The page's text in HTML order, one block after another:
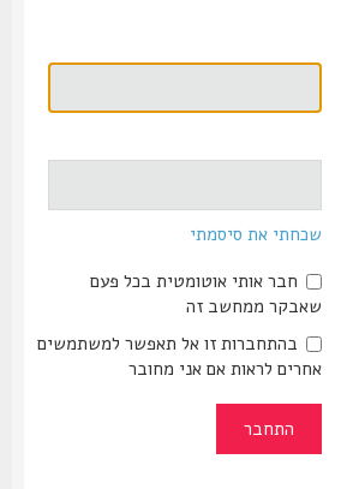
שכחתי את סיסמתי
חבר אותי אוטומטית בכל פעם
שאבקר ממחשב זה
בהתחברות זו אל תאפשר למשתמשים
אחרים לראות אם אני מחובר